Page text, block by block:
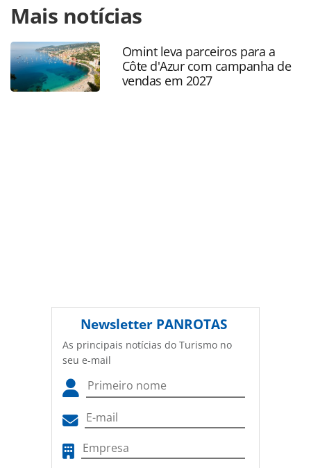
https://www.panrotas.com.br/aviacao/empresas/2026/01/
11-azul-aprova-novo-plano-de-negocios-e-eleva-captacao-
para-us-950-milhoes_225119.html ou as ferramentas
oferecidas na página. Todo o conteúdo produzido pela
PANROTAS Editora é protegido pela legislação brasileira
sobre direito autoral. Não reproduza o conteúdo sem
Mais notícias
Omint leva parceiros para a
Côte d'Azur com campanha de
vendas em 2027
Newsletter PANROTAS
As principais notícias do Turismo no
seu e-mail